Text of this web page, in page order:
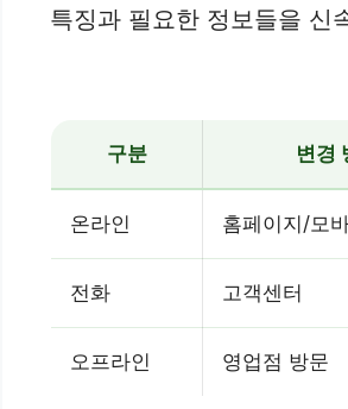
특징과 필요한 정보들을 신
구분 변경
온라인 홈페이지/모
전화 고객센터
오프라인 영업점 방문